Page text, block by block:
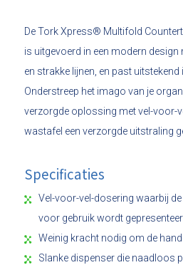
De Tork Xpress® Multifold
is uitgevoerd in een modern design
en strakke lijnen, en past uitstekend
Onderstreep het imago van je
verzorgde oplossing met vel-voor-
wastafel een verzorgde uitstraling
Specificaties
Vel-voor-vel-dosering waarbij
voor gebruik wordt
Weinig kracht nodig om de
Slanke dispenser die naadloos